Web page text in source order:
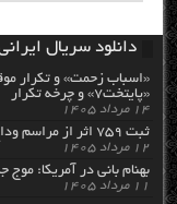
دانلود سریال
«اسباب زحمت» و تکرار
«پایتخت۷» و چرخه تکرار
۱۴ مرداد ۱۴۰۵
ثبت ۷۵۹ اثر از مراسم وداع و تشییع رهبر شهید انقلاب
۱۲ مرداد ۱۴۰۵
بهنام بانی در آمریکا:
۱۱ مرداد ۱۴۰۵